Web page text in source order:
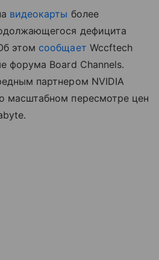
видеокарты более
дефицита
этом сообщает Wccftech
форума Board Channels.
партнером NVIDIA
масштабном пересмотре цен